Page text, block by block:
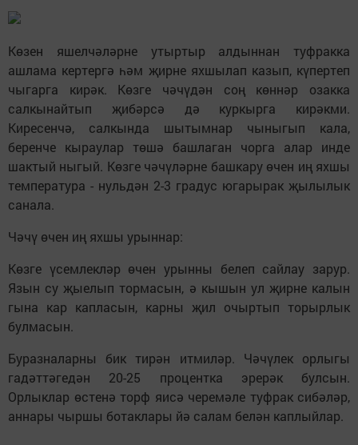
Көзен яшелчәләрне утыртыр алдыннан туфракка
ашлама кертергә һәм җирне яхшылап казып, күпертеп
чыгарга кирәк. Көзге чәчүдән соң көннәр озакка
салкынайтып җибәрсә дә куркырга кирәкми.
Киресенчә, салкында шытымнар чыныгып кала,
беренче кыраулар төшә башлаган чорга алар инде
шактый ныгый. Көзге чәчүләрне башкару өчен иң яхшы
температура - нульдән 2-3 градус югарырак җылылык
санала.
Чәчү өчен иң яхшы урыннар:
Көзге үсемлекләр өчен урынны белеп сайлау зарур.
Язын су җыелып тормасын, ә кышын ул җирне калын
гына кар капласын, карны җил очыртып торырлык
булмасын.
Буразналарны бик тирән итмиләр. Чәчүлек орлыгы
гадәттәгедән 20-25 процентка эрерәк булсын.
Орлыклар өстенә торф яисә черемәле туфрак сибәләр,
аннары чыршы ботаклары йә салам белән каплыйлар.